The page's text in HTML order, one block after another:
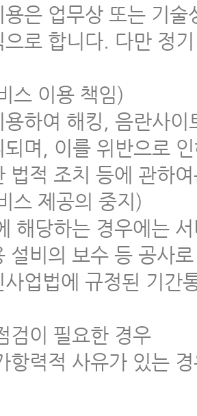
용은 업무상 또는 기
으로 합니다. 다만 정
스 이용 책임)
용하여 해킹, 음란사
되며, 이를 위반으로
법적 조치 등에 관하
스 제공의 중지)
해당하는 경우에는
설비의 보수 등 공사
업법에 규정된 기간
검이 필요한 경우
항력적 사유가 있는